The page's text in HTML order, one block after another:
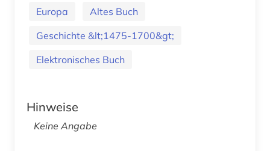
Europa
Altes Buch
Geschichte &lt;1475-1700&gt;
Elektronisches Buch
Hinweise
Keine Angabe